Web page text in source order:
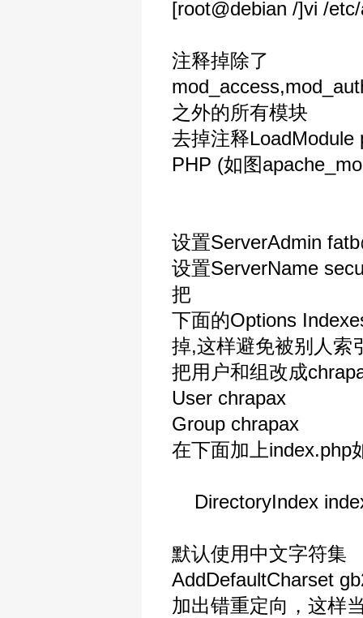
[root@debian /]vi /
注释掉除了
之外的所有模块
去掉注释LoadModule
PHP (如图
设置ServerAdmin
设置ServerName
把
下面的Options
掉,这样避免被别人索
把用户和组改成
User chrapax
Group chrapax
在下面加上index.php
DirectoryIndex
默认使用中文字符集
AddDefaultCharset
加出错重定向，这样